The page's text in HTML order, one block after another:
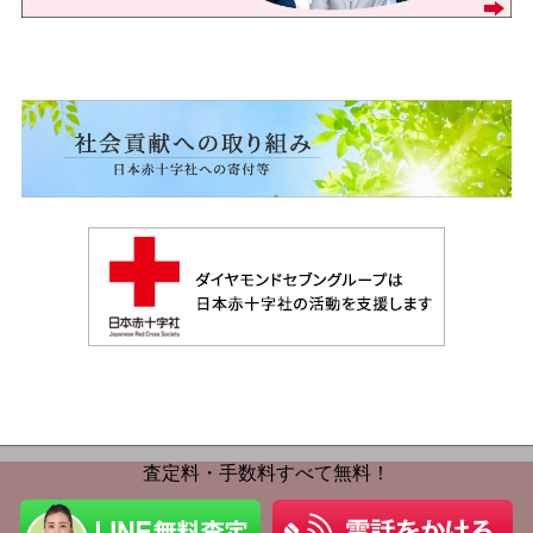
査定料・手数料すべて無料！